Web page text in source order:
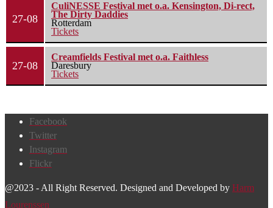
27-08
CuliNESSE Festival met o.a. Kensington, Di-rect,
The Dirty Daddies
Rotterdam
Tickets
27-08
Creamfields Festival met o.a. Faithless
Daresbury
Tickets
Facebook
Twitter
Instagram
Flickr
@2023 - All Right Reserved. Designed and Developed by Harm
Lourenssen